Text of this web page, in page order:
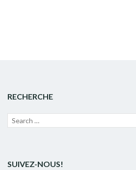
RECHERCHE
Recherche
SUIVEZ-NOUS!